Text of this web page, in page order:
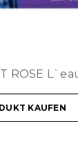
ROSE
KAUFEN